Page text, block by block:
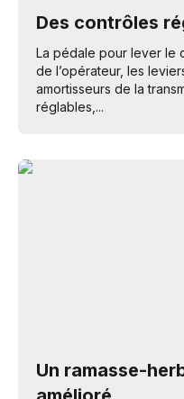
Des contrôles
La pédale pour lever le
de l’opérateur, les
amortisseurs de la
réglables,...
Un ramasse-